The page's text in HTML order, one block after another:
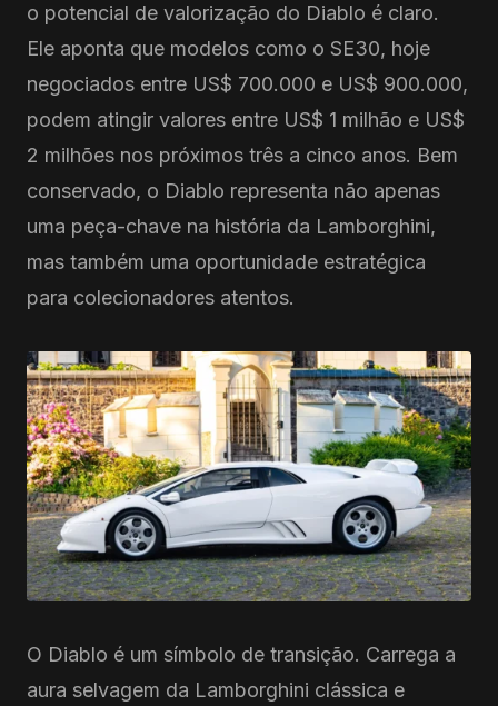
o potencial de valorização do Diablo é claro.
Ele aponta que modelos como o SE30, hoje
negociados entre US$ 700.000 e US$ 900.000,
podem atingir valores entre US$ 1 milhão e US$
2 milhões nos próximos três a cinco anos. Bem
conservado, o Diablo representa não apenas
uma peça-chave na história da Lamborghini,
mas também uma oportunidade estratégica
para colecionadores atentos.
O Diablo é um símbolo de transição. Carrega a
aura selvagem da Lamborghini clássica e